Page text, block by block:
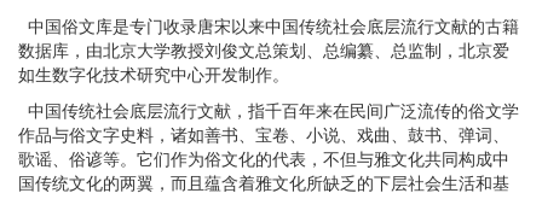
中国俗文库是专门收录唐宋以来中国传统社会底层流行文献的古籍
数据库，由北京大学教授刘俊文总策划、总编纂、总监制，北京爱
如生数字化技术研究中心开发制作。
中国传统社会底层流行文献，指千百年来在民间广泛流传的俗文学
作品与俗文字史料，诸如善书、宝卷、小说、戏曲、鼓书、弹词、
歌谣、俗谚等。它们作为俗文化的代表，不但与雅文化共同构成中
国传统文化的两翼，而且蕴含着雅文化所缺乏的下层社会生活和基